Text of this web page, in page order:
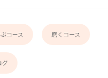
コース 磨くコース
グ